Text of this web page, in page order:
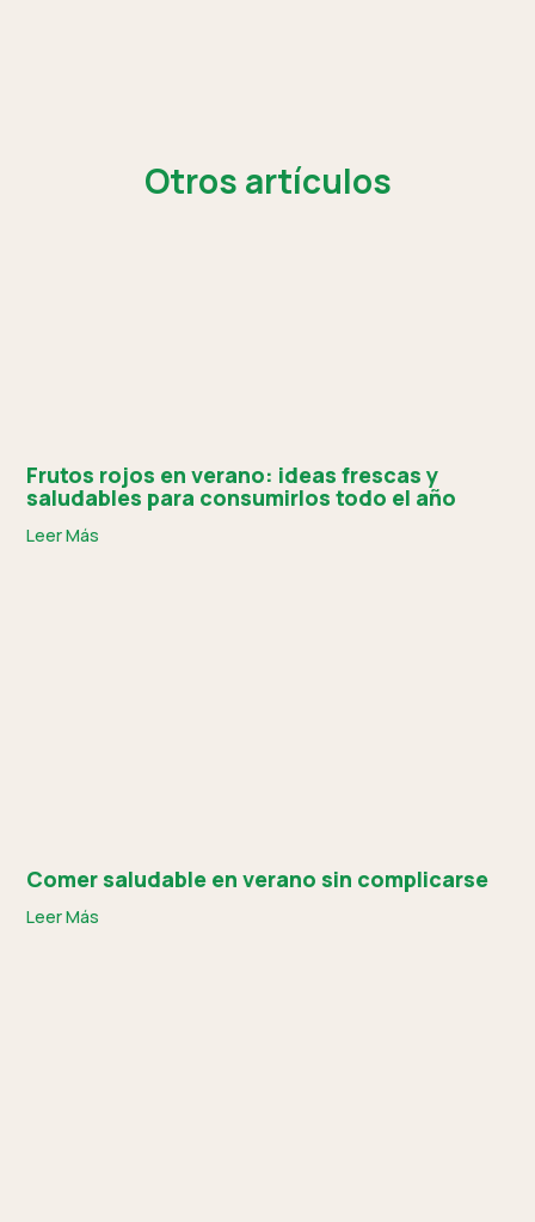
Otros artículos
Frutos rojos en verano: ideas frescas y
saludables para consumirlos todo el año
Leer Más
Comer saludable en verano sin complicarse
Leer Más